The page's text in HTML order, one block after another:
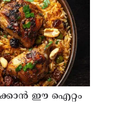
വി ഗോവിന്ദൻ, ജോ
ഈ ഐറ്റം